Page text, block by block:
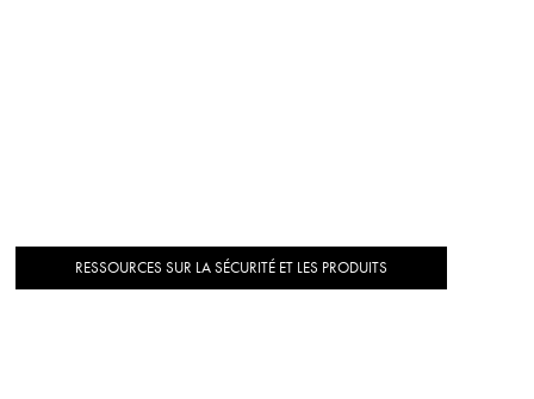
RESSOURCES SUR LA SÉCURITÉ ET LES PRODUITS